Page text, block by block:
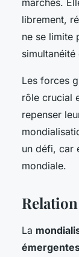
librement,
ne se limite
Les forces
rôle crucial
repenser
un défi, car
mondiale.
La